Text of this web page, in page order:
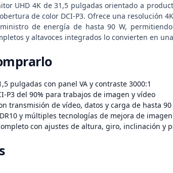
UHD 4K de 31,5 pulgadas orientado a
de color DCI-P3. Ofrece una resolución
de energía de hasta 90 W,
y altavoces integrados lo convierten en
pulgadas con panel VA y contraste 3000:1
P3 del 90% para trabajos de imagen y vídeo
transmisión de vídeo, datos y carga de hasta 90
y múltiples tecnologías de mejora de imagen
con ajustes de altura, giro, inclinación y